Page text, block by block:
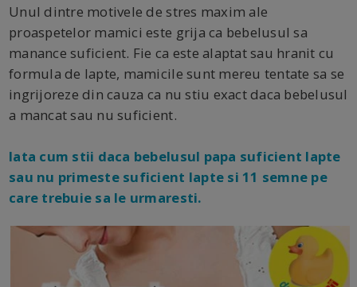
Unul dintre motivele de stres maxim ale
proaspetelor mamici este grija ca bebelusul sa
manance suficient. Fie ca este alaptat sau hranit cu
formula de lapte, mamicile sunt mereu tentate sa se
ingrijoreze din cauza ca nu stiu exact daca bebelusul
a mancat sau nu suficient.
Iata cum stii daca bebelusul papa suficient lapte
sau nu primeste suficient lapte si 11 semne pe
care trebuie sa le urmaresti.